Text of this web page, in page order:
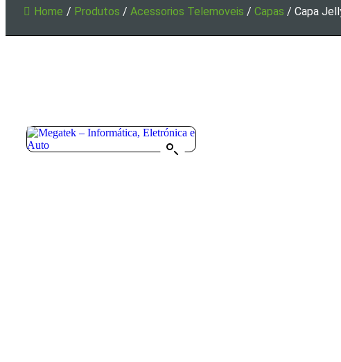
Home / Produtos / Acessorios Telemoveis / Capas / Capa